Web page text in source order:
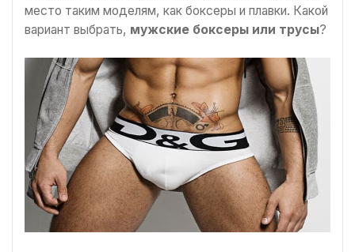
место таким моделям, как боксеры и плавки. Какой
вариант выбрать, мужские боксеры или трусы?